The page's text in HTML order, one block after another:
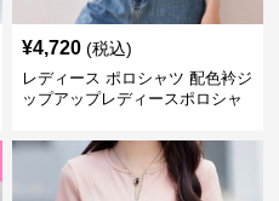
¥4,720 (税込)
レディース ポロシャツ 配色衿ジ
ップアップレディースポロシャ